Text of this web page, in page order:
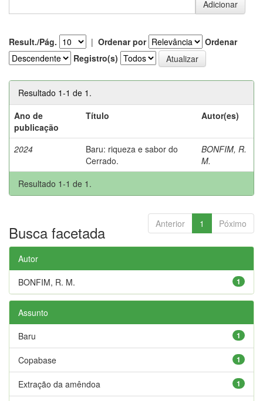
Result./Pág. | Ordenar por
Ordenar
Registro(s)
Resultado 1-1 de 1.
Ano de
publicação
Título Autor(es)
2024
Baru: riqueza e sabor do
Cerrado.
BONFIM, R.
M.
Resultado 1-1 de 1.
Anterior 1 Póximo
Busca facetada
Autor
1
BONFIM, R. M.
Assunto
1
Baru
1
Copabase
1
Extração da amêndoa